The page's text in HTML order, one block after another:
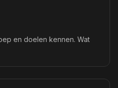
en doelen kennen. Wat